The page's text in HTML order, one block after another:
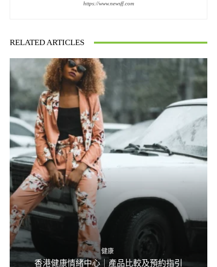
https://www.newsff.com
RELATED ARTICLES
健康
香港健康情緒中心｜產品比較及預約指引